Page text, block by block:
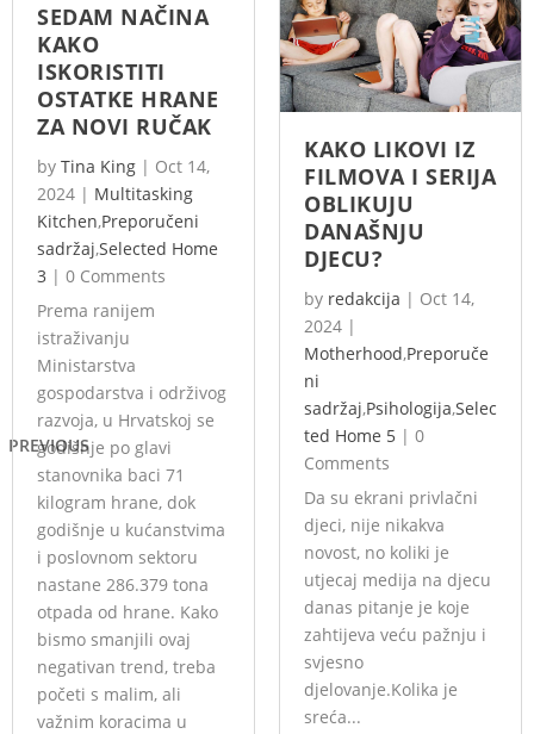
PREVIOUS
SEDAM NAČINA
KAKO
ISKORISTITI
OSTATKE HRANE
ZA NOVI RUČAK
by Tina King | Oct 14,
2024 | Multitasking
Kitchen,Preporučeni
sadržaj,Selected Home
3 | 0 Comments
Prema ranijem
istraživanju
Ministarstva
gospodarstva i održivog
razvoja, u Hrvatskoj se
godišnje po glavi
stanovnika baci 71
kilogram hrane, dok
godišnje u kućanstvima
i poslovnom sektoru
nastane 286.379 tona
otpada od hrane. Kako
bismo smanjili ovaj
negativan trend, treba
početi s malim, ali
važnim koracima u
KAKO LIKOVI IZ
FILMOVA I SERIJA
OBLIKUJU
DANAŠNJU
DJECU?
by redakcija | Oct 14,
2024 |
Motherhood,Preporuče
ni
sadržaj,Psihologija,Selec
ted Home 5 | 0
Comments
Da su ekrani privlačni
djeci, nije nikakva
novost, no koliki je
utjecaj medija na djecu
danas pitanje je koje
zahtijeva veću pažnju i
svjesno
djelovanje.Kolika je
sreća...